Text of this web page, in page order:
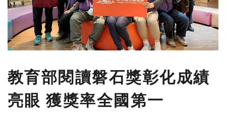
教育部閱讀磐石獎彰化成績
亮眼 獲獎率全國第一